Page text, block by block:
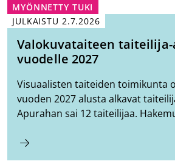
MYÖNNETTY TUKI
JULKAISTU 2.7.2026
Valokuvataiteen
vuodelle 2027
Visuaalisten taiteiden toimikunta
vuoden 2027 alusta alkavat
Apurahan sai 12 taiteilijaa.